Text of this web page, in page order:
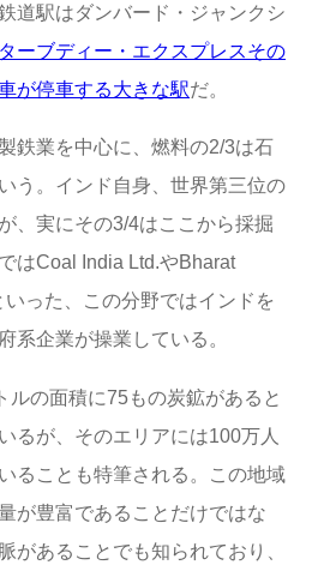
道駅はダンバード・ジャンクシ
ーブディー・エクスプレスその
が停車する大きな駅だ。
鉄業を中心に、燃料の2/3は石
う。インド自身、世界第三位の
、実にその3/4はここから採掘
はCoal India Ltd.やBharat
った、この分野ではインドを
系企業が操業している。
ルの面積に75もの炭鉱があると
るが、そのエリアには100万人
ることも特筆される。この地域
が豊富であることだけではな
があることでも知られており、